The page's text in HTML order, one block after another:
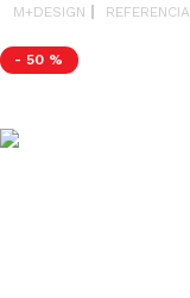
M+DESIGN REFERENCIA
- 50 %